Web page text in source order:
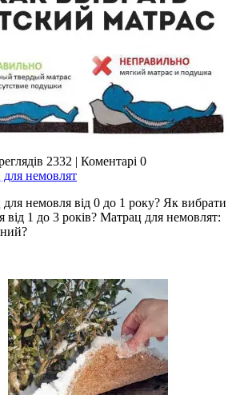
2332 | Коментарі 0
немовлят
немовля від 0 до 1 року? Як вибрати
від 1 до 3 років? Матрац для немовлят: